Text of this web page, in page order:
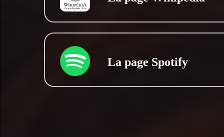
La page Spotify